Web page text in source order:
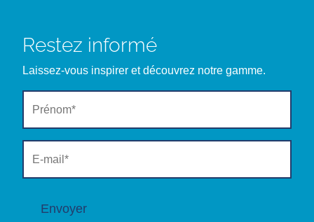
Restez informé
Laissez-vous inspirer et découvrez notre gamme.
Envoyer